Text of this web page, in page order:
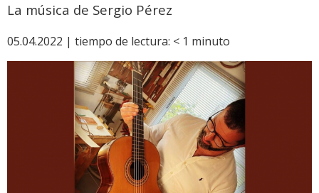
La música de Sergio Pérez
05.04.2022 | tiempo de lectura: < 1 minuto